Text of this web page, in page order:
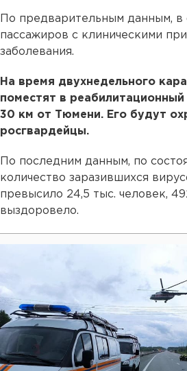
По предварительным данным, в
пассажиров с клиническими
заболевания.
На время двухнедельного
поместят в
30 км от Тюмени. Его будут
росгвардейцы.
По последним данным, по
количество заразившихся
превысило 24,5 тыс. человек,
выздоровело.